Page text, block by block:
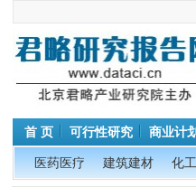
首 页 可行性研究 商业计
医药医疗 建筑建材 化